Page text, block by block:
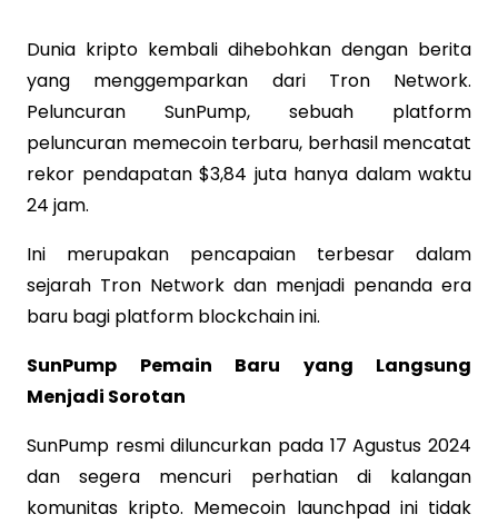
Dunia kripto kembali dihebohkan dengan berita
yang menggemparkan dari Tron Network.
Peluncuran SunPump, sebuah platform
peluncuran memecoin terbaru, berhasil mencatat
rekor pendapatan $3,84 juta hanya dalam waktu
24 jam.
Ini merupakan pencapaian terbesar dalam
sejarah Tron Network dan menjadi penanda era
baru bagi platform blockchain ini.
SunPump Pemain Baru yang Langsung
Menjadi Sorotan
SunPump resmi diluncurkan pada 17 Agustus 2024
dan segera mencuri perhatian di kalangan
komunitas kripto. Memecoin launchpad ini tidak